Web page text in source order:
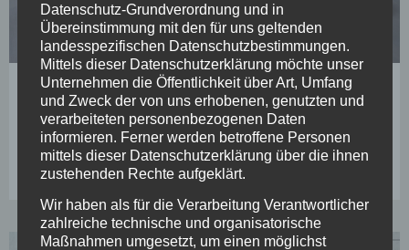
Yoga
Deli Yang to Yin Workshop
16 Februar, 2023 15:49
Datenschutz-Grundverordnung und in
Übereinstimmung mit den für uns geltenden
landesspezifischen Datenschutzbestimmungen.
Mittels dieser Datenschutzerklärung möchte unser
Unternehmen die Öffentlichkeit über Art, Umfang
und Zweck der von uns erhobenen, genutzten und
verarbeiteten personenbezogenen Daten
informieren. Ferner werden betroffene Personen
mittels dieser Datenschutzerklärung über die ihnen
zustehenden Rechte aufgeklärt.
Wir haben als für die Verarbeitung Verantwortlicher
zahlreiche technische und organisatorische
Maßnahmen umgesetzt, um einen möglichst